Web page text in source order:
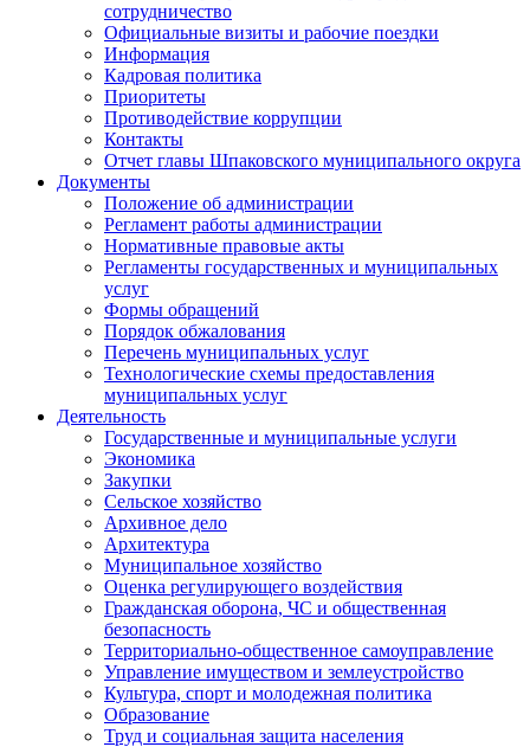
сотрудничество
Официальные визиты и рабочие поездки
Информация
Кадровая политика
Приоритеты
Противодействие коррупции
Контакты
Отчет главы Шпаковского муниципального округа
Документы
Положение об администрации
Регламент работы администрации
Нормативные правовые акты
Регламенты государственных и муниципальных
услуг
Формы обращений
Порядок обжалования
Перечень муниципальных услуг
Технологические схемы предоставления
муниципальных услуг
Деятельность
Государственные и муниципальные услуги
Экономика
Закупки
Сельское хозяйство
Архивное дело
Архитектура
Муниципальное хозяйство
Оценка регулирующего воздействия
Гражданская оборона, ЧС и общественная
безопасность
Территориально-общественное самоуправление
Управление имуществом и землеустройство
Культура, спорт и молодежная политика
Образование
Труд и социальная защита населения